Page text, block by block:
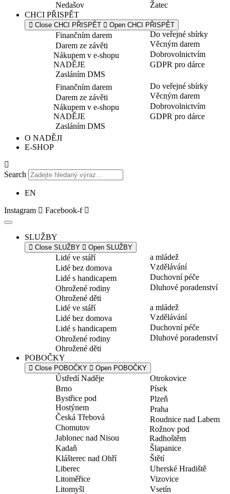
Nedašov
Žatec
CHCI PŘISPĚT
Close CHCI PŘISPĚT Open CHCI PŘISPĚT
Finančním darem
Darem ze závěti
Nákupem v e-shopu
NADĚJE
Zasláním DMS
Do veřejné sbírky
Věcným darem
Dobrovolnictvím
GDPR pro dárce
Finančním darem
Darem ze závěti
Nákupem v e-shopu
NADĚJE
Zasláním DMS
Do veřejné sbírky
Věcným darem
Dobrovolnictvím
GDPR pro dárce
O NADĚJI
E-SHOP
Search
EN
Instagram
Facebook-f
SLUŽBY
Close SLUŽBY Open SLUŽBY
Lidé ve stáří
Lidé bez domova
Lidé s handicapem
Ohrožené rodiny
Ohrožené děti
a mládež
Vzdělávání
Duchovní péče
Dluhové poradenství
Lidé ve stáří
Lidé bez domova
Lidé s handicapem
Ohrožené rodiny
Ohrožené děti
a mládež
Vzdělávání
Duchovní péče
Dluhové poradenství
POBOČKY
Close POBOČKY Open POBOČKY
Ústředí Naděje
Brno
Bystřice pod
Hostýnem
Česká Třebová
Chomutov
Jablonec nad Nisou
Kadaň
Klášterec nad Ohří
Liberec
Litoměřice
Litomyšl
Otrokovice
Písek
Plzeň
Praha
Roudnice nad Labem
Rožnov pod
Radhoštěm
Šlapanice
Štětí
Uherské Hradiště
Vizovice
Vsetín